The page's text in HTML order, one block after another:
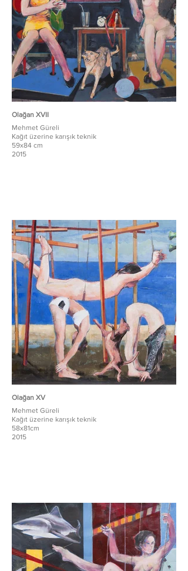
Olağan XVII
Mehmet Güreli
Kağıt üzerine karışık teknik
59x84 cm
2015
Olağan XV
Mehmet Güreli
Kağıt üzerine karışık teknik
58x81cm
2015